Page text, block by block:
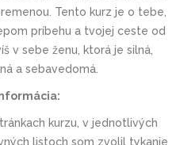
Tento kurz je o tebe,
príbehu a tvojej ceste od
v sebe ženu, ktorá je silná,
a sebavedomá.
kurzu, v jednotlivých
listoch som zvolil tykanie